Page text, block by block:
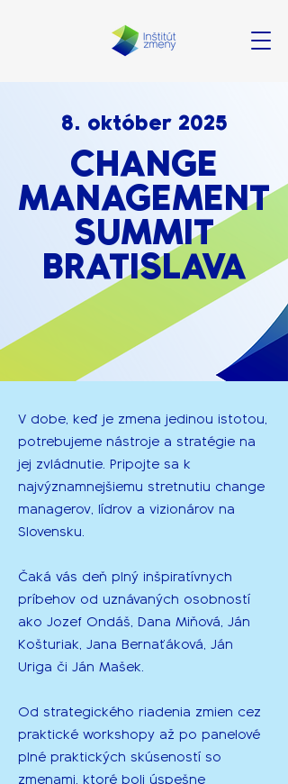
8. október 2025
CHANGE
MANAGEMENT
SUMMIT
BRATISLAVA
V dobe, keď je zmena jedinou istotou,
potrebujeme nástroje a stratégie na
jej zvládnutie. Pripojte sa k
najvýznamnejšiemu stretnutiu change
managerov, lídrov a vizionárov na
Slovensku.
Čaká vás deň plný inšpiratívnych
príbehov od uznávaných osobností
ako Jozef Ondáš, Dana Miňová, Ján
Košturiak, Jana Bernaťáková, Ján
Uriga či Ján Mašek.
Od strategického riadenia zmien cez
praktické workshopy až po panelové
plné praktických skúseností so
zmenami, ktoré boli úspešne